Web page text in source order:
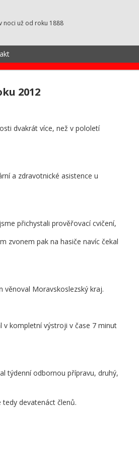
noci už od roku 1888
2012
dvakrát více, než v pololetí
a zdravotnické asistence u
přichystali prověřovací cvičení,
zvonem pak na hasiče navíc čekal
věnoval Moravskoslezský kraj.
v kompletní výstroji v čase 7 minut
týdenní odbornou přípravu, druhý,
devatenáct členů.